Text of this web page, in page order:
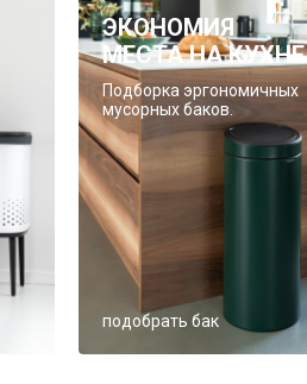
ЭКОНОМИЯ
МЕСТА НА
Подборка эргономичных
мусорных баков.
подобрать бак